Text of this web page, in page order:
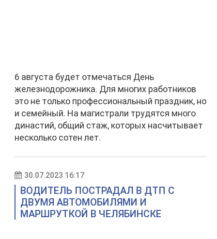
6 августа будет отмечаться День
железнодорожника. Для многих работников
это не только профессиональный праздник, но
и семейный. На магистрали трудятся много
династий, общий стаж, которых насчитывает
несколько сотен лет.
30.07.2023 16:17
ВОДИТЕЛЬ ПОСТРАДАЛ В ДТП С
ДВУМЯ АВТОМОБИЛЯМИ И
МАРШРУТКОЙ В ЧЕЛЯБИНСКЕ